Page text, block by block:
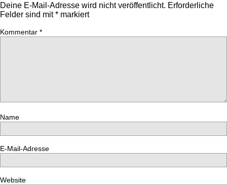
Deine E-Mail-Adresse wird nicht veröffentlicht. Erforderliche
Felder sind mit* markiert
Kommentar *
Name
E-Mail-Adresse
Website